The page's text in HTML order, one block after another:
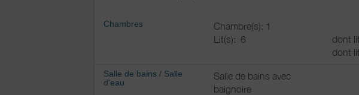
Chambres
Chambre(s): 1
Lit(s): 6
dont
dont
Salle de bains / Salle
d'eau
Salle de bains avec
baignoire